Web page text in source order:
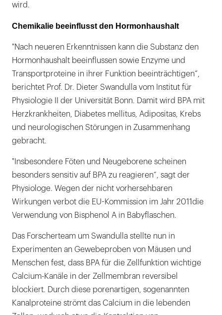
wird.
Chemikalie beeinflusst den Hormonhaushalt
"Nach neueren Erkenntnissen kann die Substanz den
Hormonhaushalt beeinflussen sowie Enzyme und
Transportproteine in ihrer Funktion beeinträchtigen“,
berichtet Prof. Dr. Dieter Swandulla vom Institut für
Physiologie II der Universität Bonn. Damit wird BPA mit
Herzkrankheiten, Diabetes mellitus, Adipositas, Krebs
und neurologischen Störungen in Zusammenhang
gebracht.
"Insbesondere Föten und Neugeborene scheinen
besonders sensitiv auf BPA zu reagieren“, sagt der
Physiologe. Wegen der nicht vorhersehbaren
Wirkungen verbot die EU-Kommission im Jahr 2011die
Verwendung von Bisphenol A in Babyflaschen.
Das Forscherteam um Swandulla stellte nun in
Experimenten an Gewebeproben von Mäusen und
Menschen fest, dass BPA für die Zellfunktion wichtige
Calcium-Kanäle in der Zellmembran reversibel
blockiert. Durch diese porenartigen, sogenannten
Kanalproteine strömt das Calcium in die lebenden